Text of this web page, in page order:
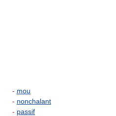
- mou
- nonchalant
- passif